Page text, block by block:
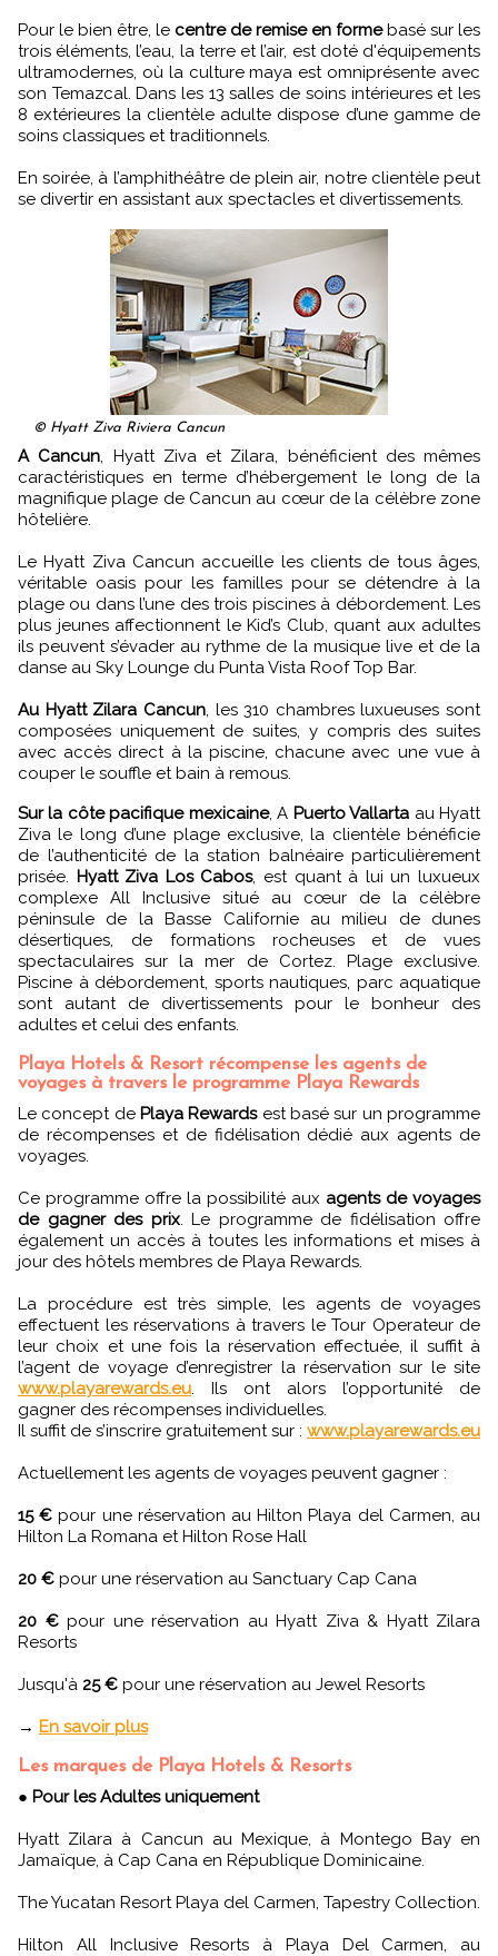
Pour le bien être, le centre de remise en formebasé sur les
trois éléments, l’eau, la terre et l’air, est doté d'équipements
ultramodernes, où la culture maya est omniprésente avec
son Temazcal. Dans les 13 salles de soins intérieures et les
8 extérieures la clientèle adulte dispose d’une gamme de
soins classiques et traditionnels.
En soirée, à l’amphithéâtre de plein air, notre clientèle peut
se divertir en assistant aux spectacles et divertissements.
© Hyatt Ziva Riviera Cancun
A Cancun, Hyatt Ziva et Zilara, bénéficient des mêmes
caractéristiques en terme d’hébergement le long de la
magnifique plage de Cancun au cœur de la célèbre zone
hôtelière.
Le Hyatt Ziva Cancun accueille les clients de tous âges,
véritable oasis pour les familles pour se détendre à la
plage ou dans l’une des trois piscines à débordement. Les
plus jeunes affectionnent le Kid’s Club, quant aux adultes
ils peuvent s’évader au rythme de la musique live et de la
danse au Sky Lounge du Punta Vista Roof Top Bar.
Au Hyatt Zilara Cancun, les 310 chambres luxueuses sont
composées uniquement de suites, y compris des suites
avec accès direct à la piscine, chacune avec une vue à
couper le souffle et bain à remous.
Sur la côte pacifique mexicaine, A Puerto Vallarta au Hyatt
Ziva le long d’une plage exclusive, la clientèle bénéficie
de l’authenticité de la station balnéaire particulièrement
prisée. Hyatt Ziva Los Cabos, est quant à lui un luxueux
complexe All Inclusive situé au cœur de la célèbre
péninsule de la Basse Californie au milieu de dunes
désertiques, de formations rocheuses et de vues
spectaculaires sur la mer de Cortez. Plage exclusive.
Piscine à débordement, sports nautiques, parc aquatique
sont autant de divertissements pour le bonheur des
adultes et celui des enfants.
Playa Hotels & Resort récompense les agents de
voyages à travers le programme Playa Rewards
Le concept de Playa Rewardsest basé sur un programme
de récompenses et de fidélisation dédié aux agents de
voyages.
Ce programme offre la possibilité aux agents de voyages
de gagner des prix. Le programme de fidélisation offre
également un accès à toutes les informations et mises à
jour des hôtels membres de Playa Rewards.
La procédure est très simple, les agents de voyages
effectuent les réservations à travers le Tour Operateur de
leur choix et une fois la réservation effectuée, il suffit à
l’agent de voyage d’enregistrer la réservation sur le site
www.playarewards.eu. Ils ont alors l’opportunité de
gagner des récompenses individuelles.
Il suffit de s’inscrire gratuitement sur : www.playarewards.eu
Actuellement les agents de voyages peuvent gagner :
15 € pour une réservation au Hilton Playa del Carmen, au
Hilton La Romana et Hilton Rose Hall
20 € pour une réservation au Sanctuary Cap Cana
20 €pour une réservation au Hyatt Ziva & Hyatt Zilara
Resorts
Jusqu'à 25 € pour une réservation au Jewel Resorts
→ En savoir plus
Les marques de Playa Hotels & Resorts
Pour les Adultes uniquement
Hyatt Zilara à Cancun au Mexique, à Montego Bay en
Jamaïque, à Cap Cana en République Dominicaine.
The Yucatan Resort Playa del Carmen, Tapestry Collection.
Hilton All Inclusive Resorts à Playa Del Carmen, au